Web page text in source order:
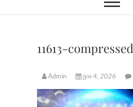
11613-compressed
Admin јун 4, 2026